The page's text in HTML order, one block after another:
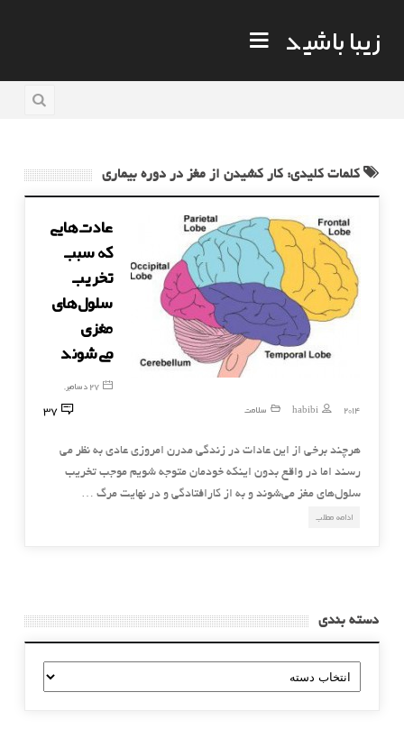
زیبا باشید
کلمات کلیدی: کار کشیدن از مغز در دوره بیماری
عادت‌هایی
كه سبب
تخریب
سلول‌های
مغزی
می‌شوند
27 دسامبر,
2014
habibi سلامت 37
هرچند برخی از این عادات در زندگی مدرن امروزی عادی به نظر می
رسند اما در واقع بدون اینكه خودمان متوجه شویم موجب تخریب
سلول‌های مغز می‌شوند و به از كارافتادگی و در نهایت مرگ …
ادامه مطلب
دسته بندی
دسته
بندی